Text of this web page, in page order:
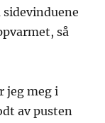
så
jeg meg i
av pusten